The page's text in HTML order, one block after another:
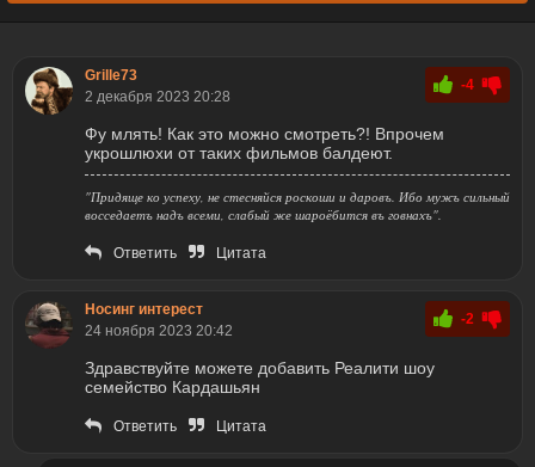
Grille73
2 декабря 2023 20:28
-4
Фу млять! Как это можно смотреть?! Впрочем
укрошлюхи от таких фильмов балдеют.
"Придяще ко успеху, не стесняйся роскоши и даровъ. Ибо мужъ сильный
восседаетъ надъ всеми, слабый же шароёбится въ говнахъ".
Ответить Цитата
Носинг интерест
24 ноября 2023 20:42
-2
Здравствуйте можете добавить Реалити шоу
семейство Кардашьян
Ответить Цитата